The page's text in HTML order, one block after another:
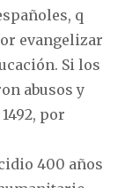
q
evangelizar
Si los
abusos y
por
400 años